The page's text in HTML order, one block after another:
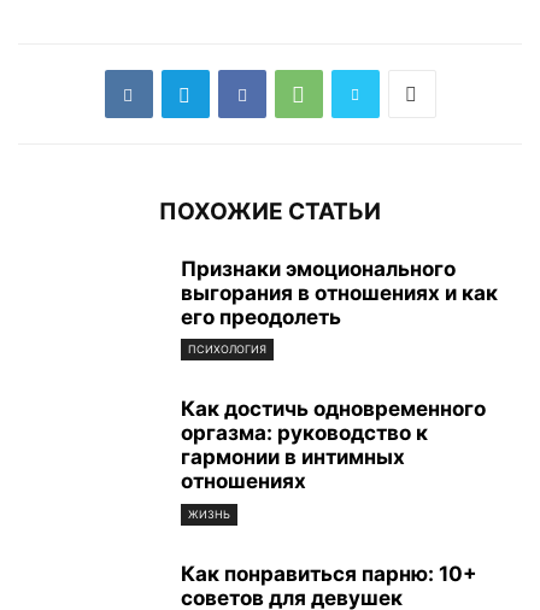
ПОХОЖИЕ СТАТЬИ
Признаки эмоционального
выгорания в отношениях и как
его преодолеть
ПСИХОЛОГИЯ
Как достичь одновременного
оргазма: руководство к
гармонии в интимных
отношениях
ЖИЗНЬ
Как понравиться парню: 10+
советов для девушек